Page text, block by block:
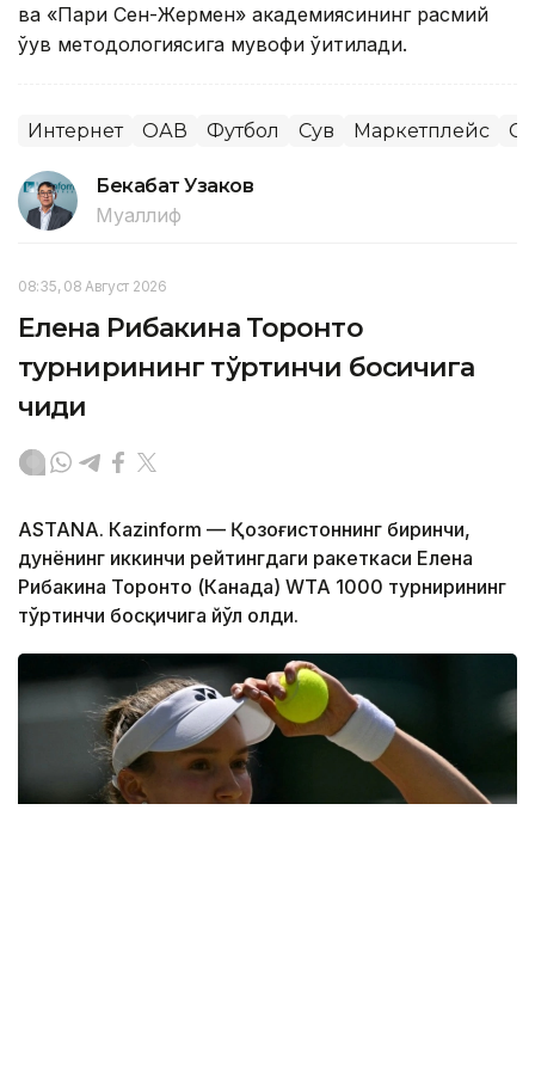
ва «Пари Сен-Жермен» академиясининг расмий
ўқув методологиясига мувофиқ ўқитилади.
Интернет ОАВ Футбол Сув Маркетплейс
Бекабат Узаков
Муаллиф
08:35, 08 Август 2026
Елена Рибакина Торонто
турнирининг тўртинчи босқичига
чиқди
ASTANА. Кazinform — Қозоғистоннинг биринчи,
дунёнинг иккинчи рейтингдаги ракеткаси Елена
Рибакина Торонто (Канада) WТА 1000 турнирининг
тўртинчи босқичига йўл олди.